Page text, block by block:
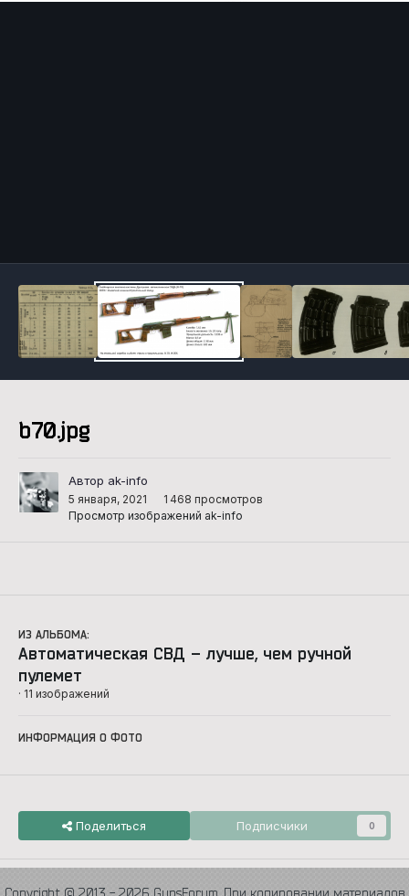
b70.jpg
Автор ak-info
5 января, 2021
1 468 просмотров
Просмотр изображений ak-info
ИЗ АЛЬБОМА:
Автоматическая СВД – лучше, чем ручной
пулемет
· 11 изображений
ИНФОРМАЦИЯ О ФОТО
Поделиться Подписчики 0